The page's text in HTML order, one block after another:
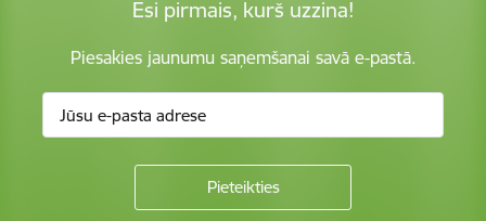
Esi pirmais, kurš uzzina!
Piesakies jaunumu saņemšanai savā e-pastā.